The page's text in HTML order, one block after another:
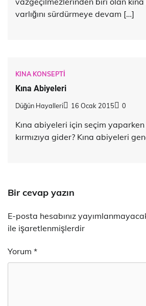
varlığını sürdürmeye devam […]
KINA KONSEPTI
Kına Abiyeleri
Düğün Hayalleri 16 Ocak 2015 0
Kına abiyeleri için seçim
kırmızıya gider? Kına abiyeleri
Bir cevap yazın
E-posta hesabınız
ile işaretlenmişlerdir
Yorum *